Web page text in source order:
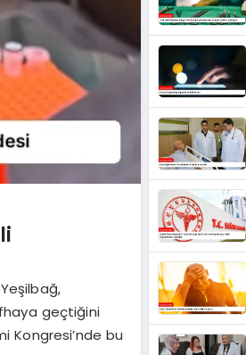
geçtiğini
Kongresi’nde bu